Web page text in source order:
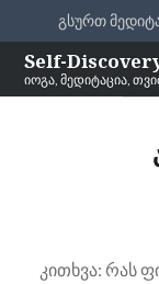
გსურთ
SkipSelf-
იოგა, მედიტაცია,
კითხვა: რას